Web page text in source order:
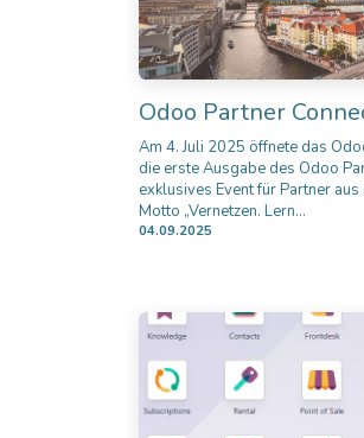
Odoo Partner
Am 4. Juli 2025 öffnete das
die erste Ausgabe des Odoo
exklusives Event für Partner
Motto „Vernetzen. Lern...
04.09.2025